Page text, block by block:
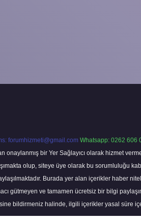
forumhizmeti@gmail.com Whatsapp: 0262 606
bir Yer Sağlayıcı olarak hizmet
olup, siteye üye olarak bu sorumluluğu
Burada yer alan içerikler haber
gütmeyen ve tamamen ücretsiz bir bilgi
bildirmeniz halinde, ilgili içerikler yasal süre